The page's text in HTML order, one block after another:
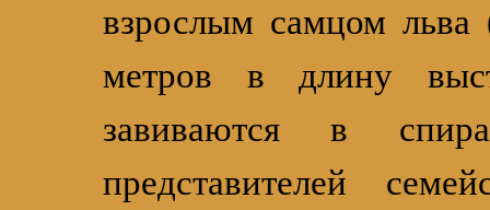
взрослым самцом
метров в длину
завиваются в
представителей